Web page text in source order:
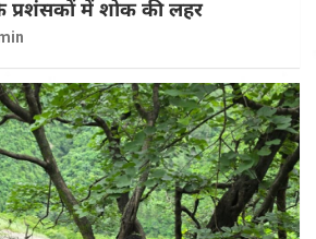
में शोक की लहर